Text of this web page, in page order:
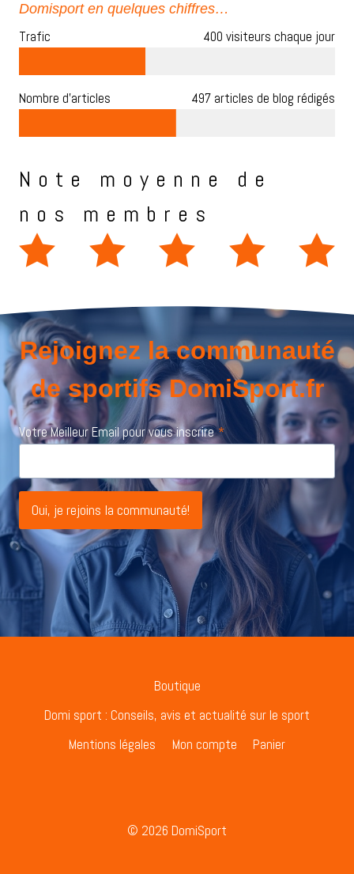
Domisport en quelques chiffres…
Trafic 400 visiteurs chaque jour
Nombre d’articles 497 articles de blog rédigés
Note moyenne de
nos membres
Rejoignez la communauté
de sportifs DomiSport.fr
Votre Meilleur Email pour vous inscrire *
Oui, je rejoins la communauté!
Boutique
Domi sport : Conseils, avis et actualité sur le sport
Mentions légales
Mon compte Panier
© 2026 DomiSport